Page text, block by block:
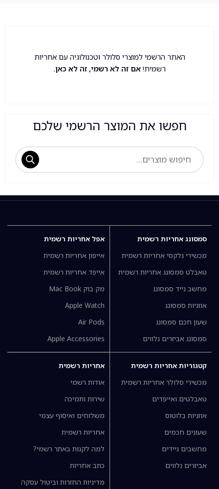
האתר הרשמי למוצרי סלולר וטכנולוגיה עם אחריות
רשמית! אם זה לא רשמי, זה לא כאן.
חפשו את המוצר הרשמי שלכם
סמסונג אחריות רשמית
מכשירי גלקסי אחריות רשמית
טאבלט סמסונג אחריות רשמית
מחשב נייד סמסונג
אוזניות סמסונג
שעון חכם סמסונג
סמסונג אביזרים נלווים
אפל אחריות רשמית
אייפון אחריות רשמית
אייפד אחריות רשמית
מק בוק Mac Book
Apple Watch
Air Pods
Apple Accessories
קטגוריות אחריות רשמית
מכשירי סלולר אחריות רשמית
טאבלטים ואייפדים
אוזניות בלוטוס
שעונים חכמים
מחשבים ניידים
אביזרים נלווים
אחריות רשמית
אודות רשמי
שירות ותמיכה
משלוחים ואיסוף עצמי
אחריות רשמית
למה לקנות באתר רשמי?
כתב אחריות
מדיניות החזרות וביטול עסקה